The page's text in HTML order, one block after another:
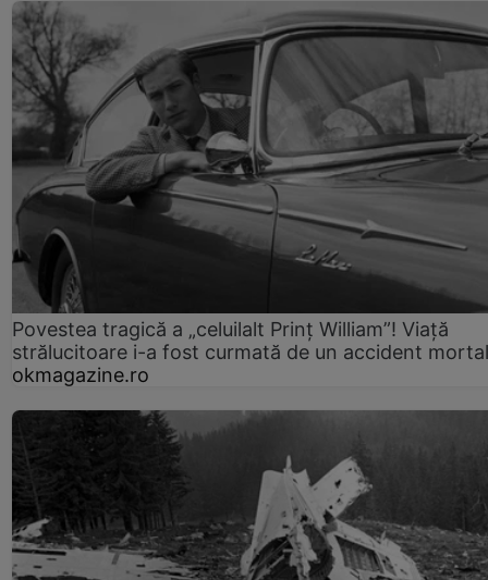
Povestea tragică a „celuilalt Prinț William”! Viață
strălucitoare i-a fost curmată de un accident mortal
okmagazine.ro